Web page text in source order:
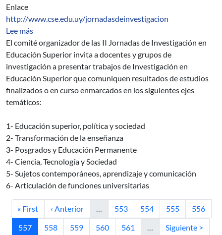
Enlace
http://www.cse.edu.uy/jornadasdeinvestigacion
Lee más
El comité organizador de las II Jornadas de Investigación en
Educación Superior invita a docentes y grupos de
investigación a presentar trabajos de Investigación en
Educación Superior que comuniquen resultados de estudios
finalizados o en curso enmarcados en los siguientes ejes
temáticos:
1- Educación superior, política y sociedad
2- Transformación de la enseñanza
3- Posgrados y Educación Permanente
4- Ciencia, Tecnología y Sociedad
5- Sujetos contemporáneos, aprendizaje y comunicación
6- Articulación de funciones universitarias
Primera página
« First Página anterior
‹ Anterior Página
553 Página
554 Página
555 Página
556
Página actual
557 Página
558 Página
559 Página
560 Página
561 Siguiente página
Siguiente >